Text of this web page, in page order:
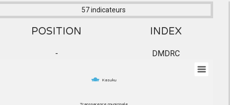
57 indicateurs
POSITION INDEX
- DMDRC
Kasuku